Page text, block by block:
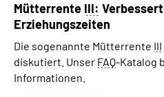
Mütterrente III:
Erziehungszeiten
Die sogenannte Mütterrente III
diskutiert. Unser FAQ-Katalog
Informationen.